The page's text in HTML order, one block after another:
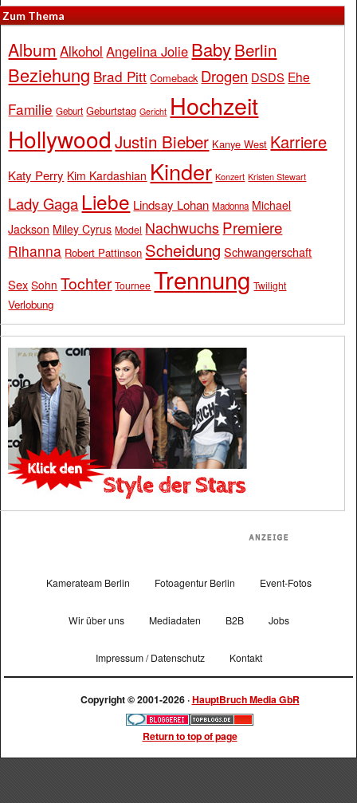
Zum Thema
Album Alkohol Angelina Jolie BabyBerlin
Beziehung Brad Pitt Comeback Drogen DSDS Ehe
Familie Geburt Geburtstag Gericht Hochzeit
Hollywood Justin Bieber Kanye West Karriere
Katy Perry Kim Kardashian Kinder Konzert Kristen Stewart
Lady Gaga Liebe Lindsay Lohan Madonna Michael
Jackson Miley Cyrus Model Nachwuchs Premiere
Rihanna Robert Pattinson Scheidung Schwangerschaft
Sex Sohn Tochter Tournee Trennung Twilight
Verlobung
Kamerateam Berlin Fotoagentur Berlin Event-Fotos
Wir über uns Mediadaten B2B Jobs
Impressum / Datenschutz Kontakt
Copyright © 2001-2026 ·HauptBruch Media GbR
Return to top of page